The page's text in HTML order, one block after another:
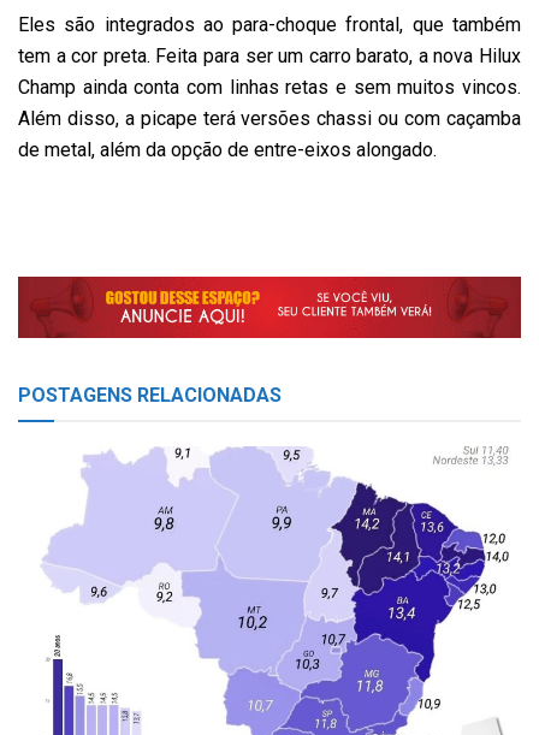
Eles são integrados ao para-choque frontal, que também
tem a cor preta. Feita para ser um carro barato, a nova Hilux
Champ ainda conta com linhas retas e sem muitos vincos.
Além disso, a picape terá versões chassi ou com caçamba
de metal, além da opção de entre-eixos alongado.
POSTAGENS RELACIONADAS